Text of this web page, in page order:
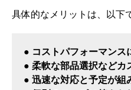
具体的なメリットは、以下
● コストパフォーマンス
● 柔軟な部品選択などカ
● 迅速な対応と予定が組